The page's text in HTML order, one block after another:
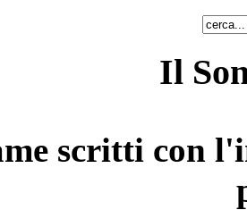
Il
scritti con